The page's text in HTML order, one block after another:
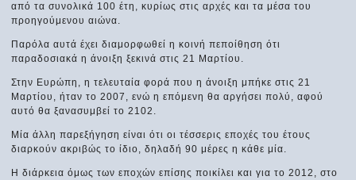
από τα συνολικά 100 έτη, κυρίως στις αρχές και τα μέσα του
προηγούμενου αιώνα.
Παρόλα αυτά έχει διαμορφωθεί η κοινή πεποίθηση ότι
παραδοσιακά η άνοιξη ξεκινά στις 21 Μαρτίου.
Στην Ευρώπη, η τελευταία φορά που η άνοιξη μπήκε στις 21
Μαρτίου, ήταν το 2007, ενώ η επόμενη θα αργήσει πολύ, αφού
αυτό θα ξανασυμβεί το 2102.
Μία άλλη παρεξήγηση είναι ότι οι τέσσερις εποχές του έτους
διαρκούν ακριβώς το ίδιο, δηλαδή 90 μέρες η κάθε μία.
Η διάρκεια όμως των εποχών επίσης ποικίλει και για το 2012, στο